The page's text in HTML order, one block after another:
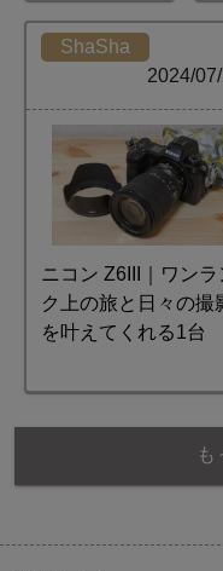
ShaSha
2024/
ニコン Z6III｜ワンラ
ク上の旅と日々の撮
を叶えてくれる1台
も